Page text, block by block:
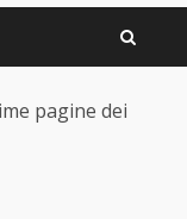
pagine dei